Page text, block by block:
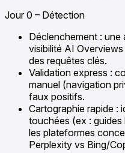
Jour 0 – Détection
Déclenchement : une
visibilité AI
des requêtes clés.
Validation express :
manuel (navigation
faux positifs.
Cartographie rapide :
touchées (ex :
les plateformes
Perplexity vs Bing/